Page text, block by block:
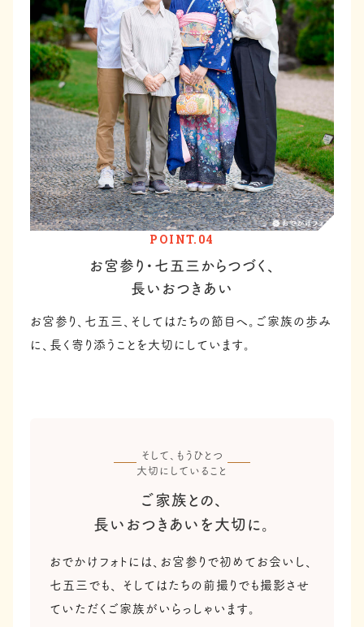
POINT.04
お宮参り・七五三からつづく、
長いおつきあい
お宮参り、七五三、そしてはたちの節目へ。ご家族の歩み
に、長く寄り添うことを大切にしています。
そして、もうひとつ
大切にしていること
ご家族との、
長いおつきあいを大切に。
おでかけフォトには、お宮参りで初めてお会いし、
七五三でも、
そしてはたちの前撮りでも撮影させ
ていただくご家族がいらっしゃいます。